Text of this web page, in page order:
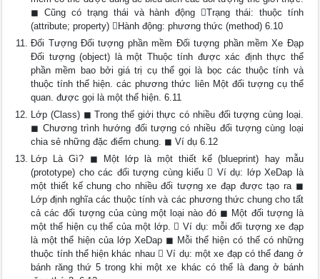
◼ Cũng có trạng thái và hành động Trạng thái: thuộc tính
(attribute; property) Hành động: phương thức (method) 6.10
Đối Tượng Đối tượng phần mềm Đối tượng phần mềm Xe Đạp
Đối tượng (object) là một Thuộc tính được xác định thực thể
phần mềm bao bởi giá trị cụ thể gọi là bọc các thuộc tính và
thuộc tính thể hiện. các phương thức liên Một đối tượng cụ thể
quan. được gọi là một thể hiện. 6.11
Lớp (Class) ◼ Trong thế giới thực có nhiều đối tượng cùng loại.
◼ Chương trình hướng đối tượng có nhiều đối tượng cùng loại
chia sẻ những đặc điểm chung. ◼ Ví dụ 6.12
Lớp Là Gì? ◼ Một lớp là một thiết kế (blueprint) hay mẫu
(prototype) cho các đối tượng cùng kiểu  Ví dụ: lớp XeDap là
một thiết kế chung cho nhiều đối tượng xe đạp được tạo ra ◼
Lớp định nghĩa các thuộc tính và các phương thức chung cho tất
cả các đối tượng của cùng một loại nào đó ◼ Một đối tượng là
một thể hiện cụ thể của một lớp.  Ví dụ: mỗi đối tượng xe đạp
là một thể hiện của lớp XeDap ◼ Mỗi thể hiện có thể có những
thuộc tính thể hiện khác nhau  Ví dụ: một xe đạp có thể đang ở
bánh răng thứ 5 trong khi một xe khác có thể là đang ở bánh